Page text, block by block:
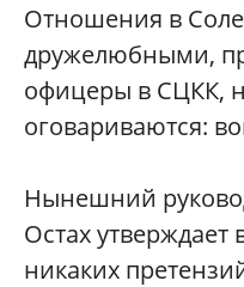
Отношения в
дружелюбными,
офицеры в СЦКК,
оговариваются:
Нынешний
Остах утверждает
никаких